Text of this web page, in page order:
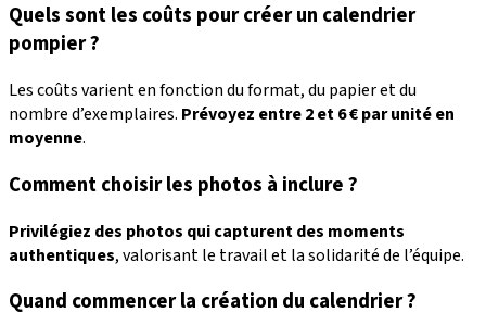
Quels sont les coûts pour créer un calendrier
pompier ?
Les coûts varient en fonction du format, du papier et du
nombre d’exemplaires. Prévoyez entre 2 et 6 € par unité en
moyenne.
Comment choisir les photos à inclure ?
Privilégiez des photos qui capturent des moments
authentiques, valorisant le travail et la solidarité de l’équipe.
Quand commencer la création du calendrier ?